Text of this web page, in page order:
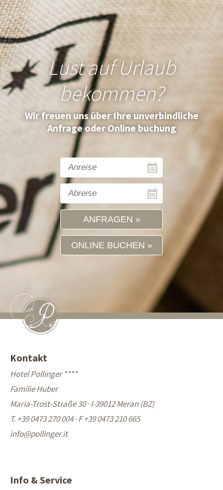
Lust auf Urlaub
bekommen?
Wir freuen uns über Ihre unverbindliche
Anfrage oder Online buchung
ANFRAGEN
ONLINE BUCHEN
Kontakt
Hotel Pollinger ****
Familie Huber
Maria-Trost-Straße 30 · I-39012 Meran (BZ)
T. +39 0473 270 004·F +39 0473 210 665
info@pollinger.it
Info & Service